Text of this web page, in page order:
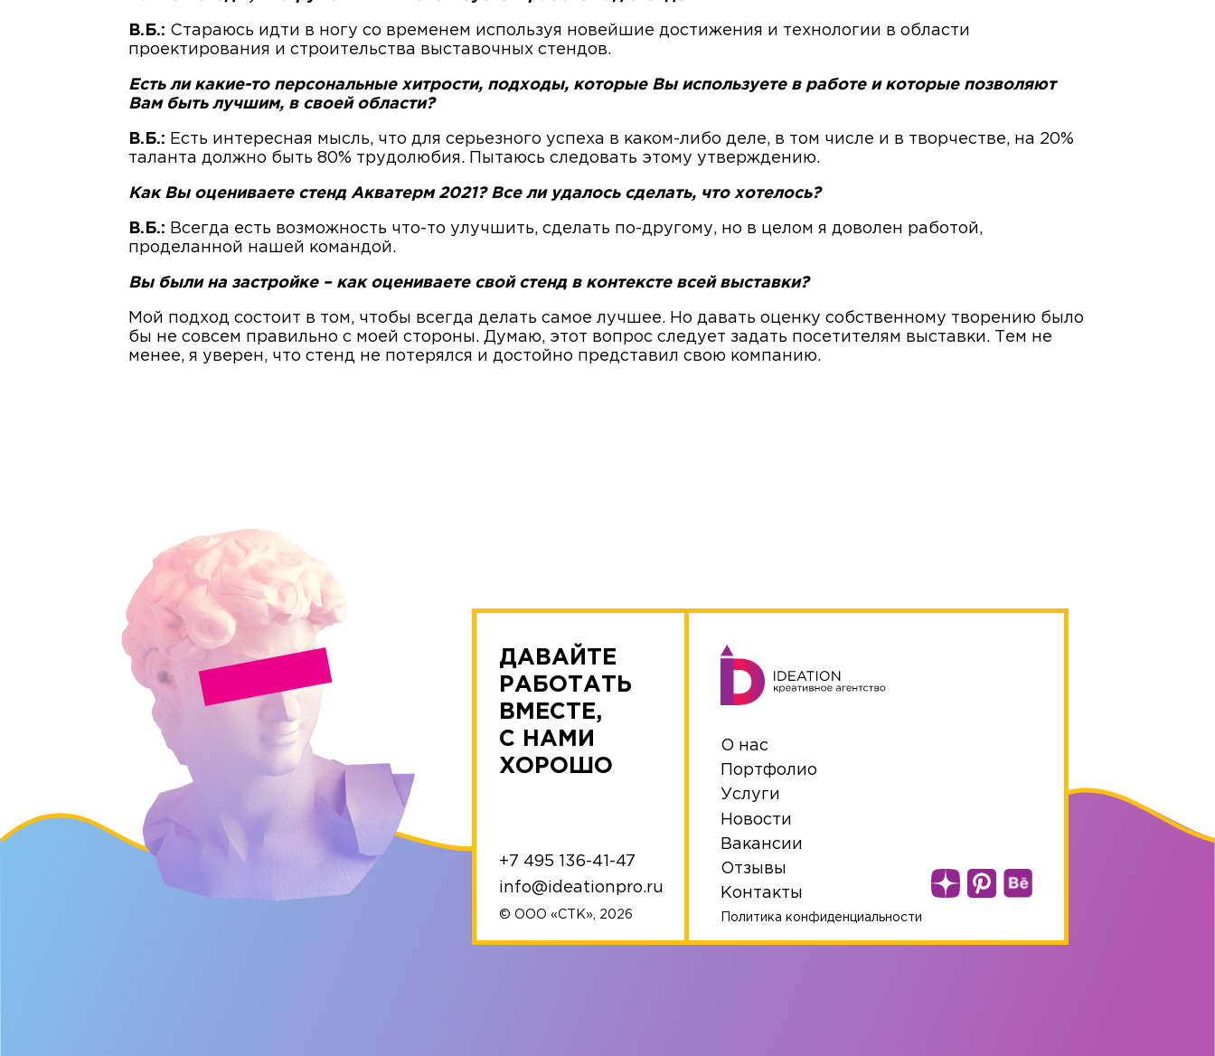
В.Б.: Стараюсь идти в ногу со временем используя новейшие достижения и технологии в области
проектирования и строительства выставочных стендов.
Есть ли какие-то персональные хитрости, подходы, которые Вы используете в работе и которые позволяют
Вам быть лучшим, в своей области?
В.Б.: Есть интересная мысль, что для серьезного успеха в каком-либо деле, в том числе и в творчестве, на 20%
таланта должно быть 80% трудолюбия. Пытаюсь следовать этому утверждению.
Как Вы оцениваете стенд Акватерм 2021? Все ли удалось сделать, что хотелось?
В.Б.: Всегда есть возможность что-то улучшить, сделать по-другому, но в целом я доволен работой,
проделанной нашей командой.
Вы были на застройке – как оцениваете свой стенд в контексте всей выставки?
Мой подход состоит в том, чтобы всегда делать самое лучшее. Но давать оценку собственному творению было
бы не совсем правильно с моей стороны. Думаю, этот вопрос следует задать посетителям выставки. Тем не
менее, я уверен, что стенд не потерялся и достойно представил свою компанию.
О нас
Портфолио
Услуги
Новости
Вакансии
Отзывы
Контакты
Политика конфиденциальности
ДАВАЙТЕ
РАБОТАТЬ
ВМЕСТЕ,
С НАМИ
ХОРОШО
+7 495 136-41-47
info@ideationpro.ru
© ООО «СТК», 2026